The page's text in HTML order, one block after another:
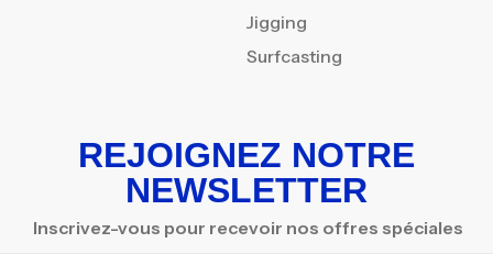
Jigging
Surfcasting
REJOIGNEZ NOTRE
NEWSLETTER
Inscrivez-vous pour recevoir nos offres spéciales